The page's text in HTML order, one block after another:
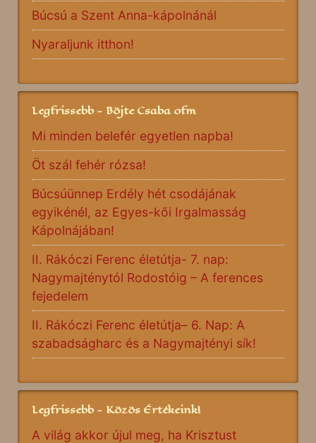
Búcsú a Szent Anna-kápolnánál
Nyaraljunk itthon!
Legfrissebb - Böjte Csaba ofm
Mi minden belefér egyetlen napba!
Öt szál fehér rózsa!
Búcsúünnep Erdély hét csodájának
egyikénél, az Egyes-kői Irgalmasság
Kápolnájában!
II. Rákóczi Ferenc életútja- 7. nap:
Nagymajténytól Rodostóig – A ferences
fejedelem
II. Rákóczi Ferenc életútja– 6. Nap: A
szabadságharc és a Nagymajtényi sík!
Legfrissebb - Közös Értékeink!
A világ akkor újul meg, ha Krisztust